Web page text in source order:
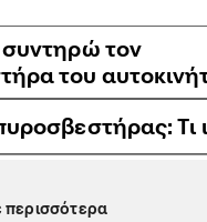
συντηρώ τον
του
Τι